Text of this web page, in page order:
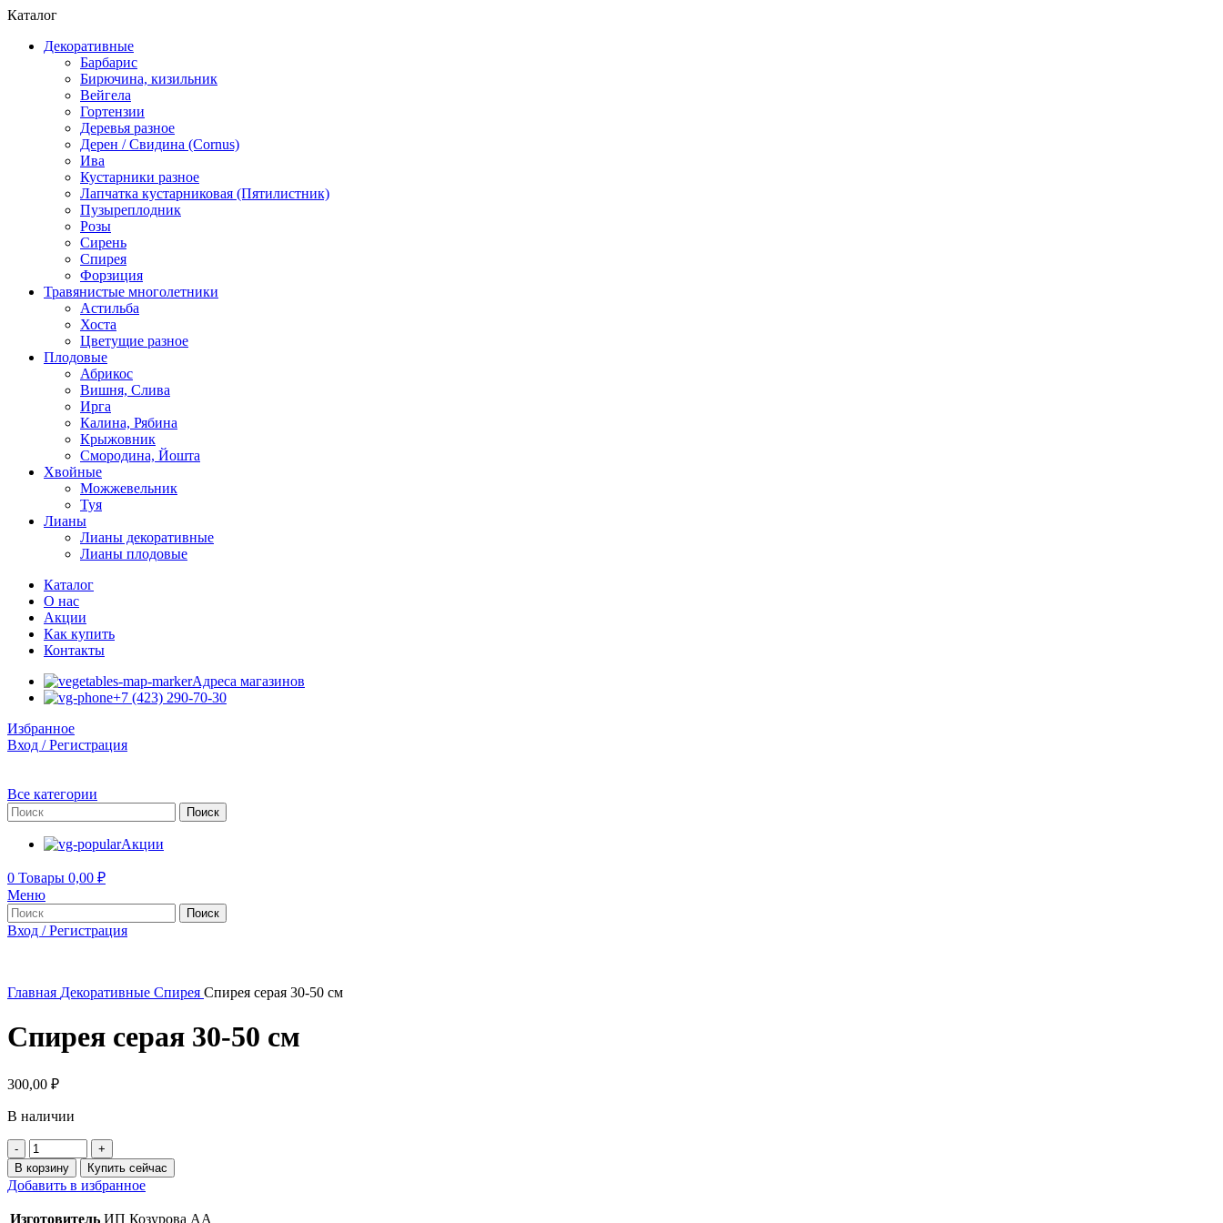
Каталог
Декоративные
Барбарис
Бирючина, кизильник
Вейгела
Гортензии
Деревья разное
Дерен / Свидина (Cornus)
Ива
Кустарники разное
Лапчатка кустарниковая (Пятилистник)
Пузыреплодник
Розы
Сирень
Спирея
Форзиция
Травянистые многолетники
Астильба
Хоста
Цветущие разное
Плодовые
Абрикос
Вишня, Слива
Ирга
Калина, Рябина
Крыжовник
Смородина, Йошта
Хвойные
Можжевельник
Туя
Лианы
Лианы декоративные
Лианы плодовые
Каталог
О нас
Акции
Как купить
Контакты
Адреса магазинов
+7 (423) 290-70-30
Избранное
Вход / Регистрация
Все категории
Поиск
Акции
0 Товары 0,00 ₽
Меню
Поиск
Вход / Регистрация
Главная Декоративные Спирея Спирея серая 30-50 см
Спирея серая 30-50 см
300,00 ₽
В наличии
Количество
товара
Спирея
серая
В корзину Купить сейчас
Добавить в избранное
Изготовитель ИП Козурова АА